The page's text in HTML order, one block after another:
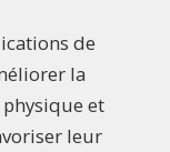
de
la
et
leur